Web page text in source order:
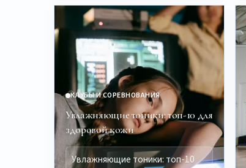
КЛУБЫ И СОРЕВНОВАНИЯ
Увлажняющие тоники: топ-10 для
здоровой кожи
Увлажняющие тоники: топ-10